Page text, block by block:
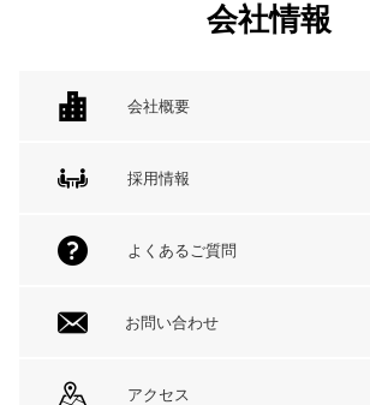
会社情報
会社概要
採用情報
よくあるご質問
お問い合わせ
アクセス